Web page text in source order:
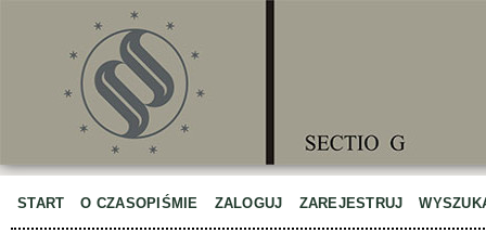
START O CZASOPIŚMIE ZALOGUJ ZAREJESTRUJ